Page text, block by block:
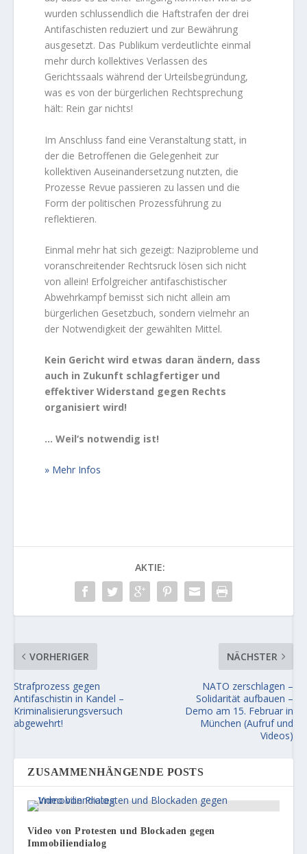
wurden schlussendlich die Haftstrafen der drei
Antifaschisten reduziert und zur Bewährung
ausgesetzt. Das Publikum verdeutlichte einmal
mehr durch kollektives Verlassen des
Gerichtssaals während der Urteilsbegründung,
was es von der bürgerlichen Rechtsprechung
hält: Rein gar nichts!
Im Anschluss fand eine Veranstaltung statt, in
der die Betroffenen die Gelegenheit zur
kollektiven Auseinandersetzung nutzten, die
Prozesse Revue passieren zu lassen und die
Form der politischen Prozessführung zu
reflektieren.
Einmal mehr hat sich gezeigt: Naziprobleme und
voranschreitender Rechtsruck lösen sich nicht
von allein! Erfolgreicher antifaschistischer
Abwehrkampf bemisst sich nicht allein am
bürgerlichen Gesetzbuch, sondern vielmehr an
der Notwendigkeit der gewählten Mittel.
Kein Gericht wird etwas daran ändern, dass
auch in Zukunft schlagfertiger und
effektiver Widerstand gegen Rechts
organisiert wird!
… Weil‘s notwendig ist!
Mehr Infos
AKTIE:
VORHERIGER
Strafprozess gegen
Antifaschistin in Kandel –
Kriminalisierungsversuch
abgewehrt!
NÄCHSTER
NATO zerschlagen –
Solidarität aufbauen –
Demo am 15. Februar in
München (Aufruf und
Videos)
ZUSAMMENHÄNGENDE POSTS
Video von Protesten und Blockaden gegen
Immobiliendialog